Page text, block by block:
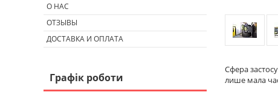
Сфера
лише мала
О НАС
ОТЗЫВЫ
ДОСТАВКА И ОПЛАТА
Графік роботи